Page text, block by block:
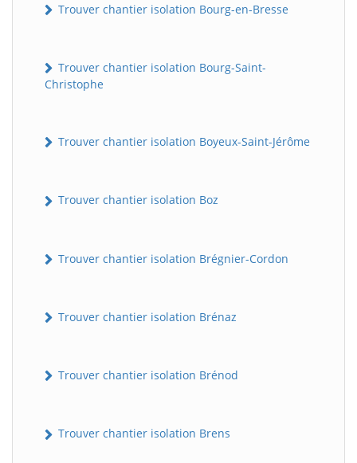
Trouver chantier isolation Bourg-en-Bresse
Trouver chantier isolation Bourg-Saint-
Christophe
Trouver chantier isolation Boyeux-Saint-Jérôme
Trouver chantier isolation Boz
Trouver chantier isolation Brégnier-Cordon
Trouver chantier isolation Brénaz
Trouver chantier isolation Brénod
Trouver chantier isolation Brens